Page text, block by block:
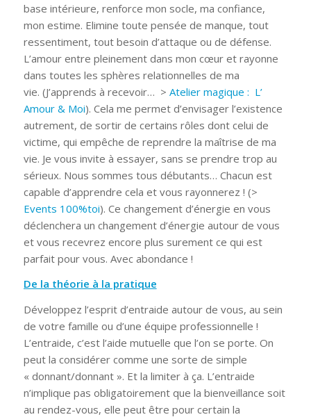
base intérieure, renforce mon socle, ma confiance,
mon estime. Elimine toute pensée de manque, tout
ressentiment, tout besoin d’attaque ou de défense.
L’amour entre pleinement dans mon cœur et rayonne
dans toutes les sphères relationnelles de ma
vie. (J’apprends à recevoir… > Atelier magique : L’
Amour & Moi). Cela me permet d’envisager l’existence
autrement, de sortir de certains rôles dont celui de
victime, qui empêche de reprendre la maîtrise de ma
vie. Je vous invite à essayer, sans se prendre trop au
sérieux. Nous sommes tous débutants… Chacun est
capable d’apprendre cela et vous rayonnerez ! (>
Events 100%toi). Ce changement d’énergie en vous
déclenchera un changement d’énergie autour de vous
et vous recevrez encore plus surement ce qui est
parfait pour vous. Avec abondance !
De la théorie à la pratique
Développez l’esprit d’entraide autour de vous, au sein
de votre famille ou d’une équipe professionnelle !
L’entraide, c’est l’aide mutuelle que l’on se porte. On
peut la considérer comme une sorte de simple
« donnant/donnant ». Et la limiter à ça. L’entraide
n’implique pas obligatoirement que la bienveillance soit
au rendez-vous, elle peut être pour certain la